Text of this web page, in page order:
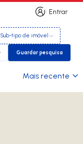
Entrar
Entrar
Sub-tipo de imóvel
Guardar
Guardar pesquisa
Mais recente